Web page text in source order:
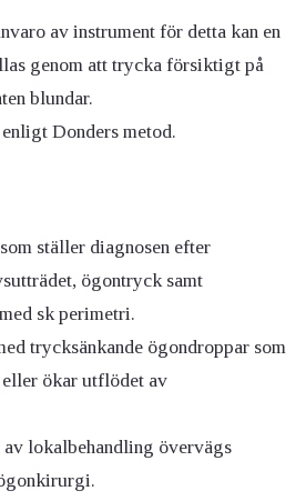
av instrument för detta kan en
genom att trycka försiktigt på
blundar.
Donders metod.
ställer diagnosen efter
ögontryck samt
sk perimetri.
trycksänkande ögondroppar som
ökar utflödet av
lokalbehandling övervägs